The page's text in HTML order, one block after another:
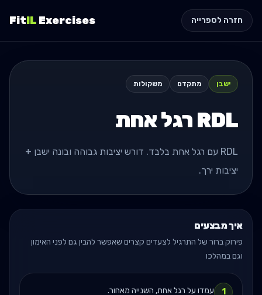
חזרה לספרייה FitIL Exercises
ישבן מתקדם משקולות
RDL רגל אחת
RDL עם רגל אחת בלבד. דורש יציבות גבוהה ובונה ישבן +
יציבות ירך.
איך מבצעים
פירוק ברור של התרגיל לצעדים קצרים שאפשר להבין גם לפני האימון
וגם במהלכו
1 עמדו על רגל אחת, השנייה מאחור.